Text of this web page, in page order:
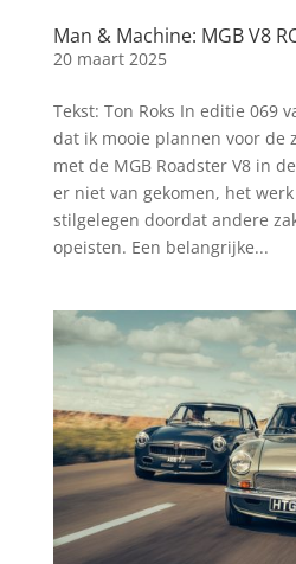
Man & Machine: MGB V8
20 maart 2025
Tekst: Ton Roks In editie 069
dat ik mooie plannen voor de
met de MGB Roadster V8 in
er niet van gekomen, het
stilgelegen doordat andere
opeisten. Een belangrijke...